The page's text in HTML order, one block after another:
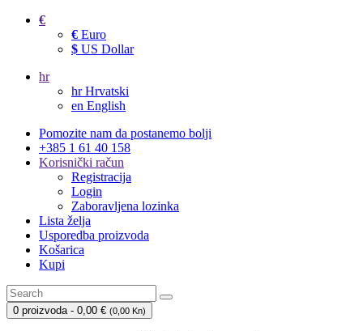
€
€ Euro
$ US Dollar
hr
hrHrvatski
en English
Pomozite nam da postanemo bolji
+385 1 61 40 158
Korisnički račun
Registracija
Login
Zaboravljena lozinka
Lista želja
Usporedba proizvoda
Košarica
Kupi
0 proizvoda - 0,00 € (0,00 Kn)